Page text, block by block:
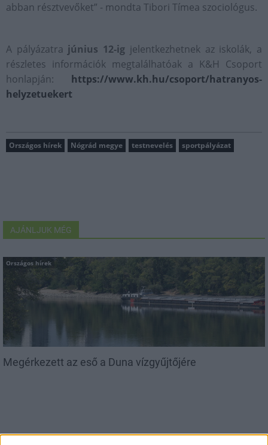
abban résztvevőket” - mondta Tibori Tímea szociológus.
A pályázatra június 12-ig jelentkezhetnek az iskolák, a
részletes információk megtalálhatóak a K&H Csoport
honlapján: https://www.kh.hu/csoport/hatranyos-
helyzetuekert
Országos hírek Nógrád megye testnevelés sportpályázat
AJÁNLJUK MÉG
Országos hírek
Megérkezett az eső a Duna vízgyűjtőjére